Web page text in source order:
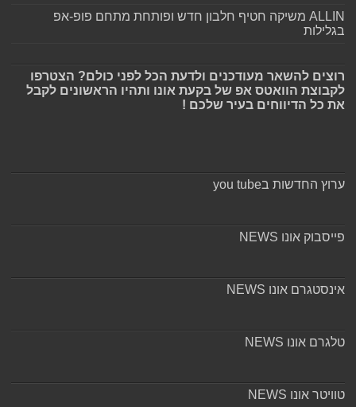
ALLIN משיקה חטיף חלבון חדש ופותחת מתחם פופ-אפ
בגלילות
רוצים להשאר מעודכנים ולדעת הכל לפני כולם? הצטרפו
לקבוצת הוואטס אפ של בקעת אונו ותהיו הראשונים לקבל
את כל הדיווחים בעיר שלכם !
ערוץ החדשות בyou tube
פייסבוק אונו NEWS
אינסטגרם אונו NEWS
טלגרם אונו NEWS
טוויטר אונו NEWS